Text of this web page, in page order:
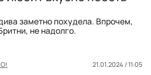
заметно похудела. Впрочем,
не надолго.
21.01.2024 / 11:05